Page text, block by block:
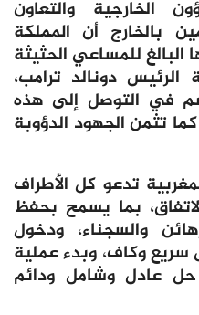
الخارجية والتعاون
بالخارج أن المملكة
البالغ للمساعي الحثيثة
الرئيس دونالد ترامب،
في التوصل إلى هذه
تثمن الجهود الدؤوبة
تدعو كل الأطراف
بما يسمح بحفظ
والسجناء، ودخول
سريع وكاف، وبدء عملية
حل عادل وشامل ودائم